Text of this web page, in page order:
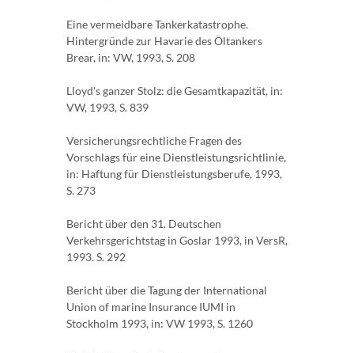
Eine vermeidbare Tankerkatastrophe.
Hintergründe zur Havarie des Öltankers
Brear, in: VW, 1993, S. 208
Lloyd's ganzer Stolz: die Gesamtkapazität, in:
VW, 1993, S. 839
Versicherungsrechtliche Fragen des
Vorschlags für eine Dienstleistungsrichtlinie,
in: Haftung für Dienstleistungsberufe, 1993,
S. 273
Bericht über den 31. Deutschen
Verkehrsgerichtstag in Goslar 1993, in VersR,
1993. S. 292
Bericht über die Tagung der International
Union of marine Insurance IUMI in
Stockholm 1993, in: VW 1993, S. 1260